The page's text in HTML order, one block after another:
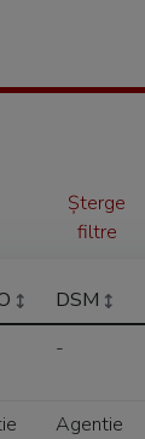
Șterge
filtre
DSM
-
Agentie